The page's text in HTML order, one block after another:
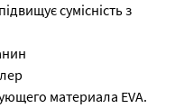
сумісність з
материала EVA.